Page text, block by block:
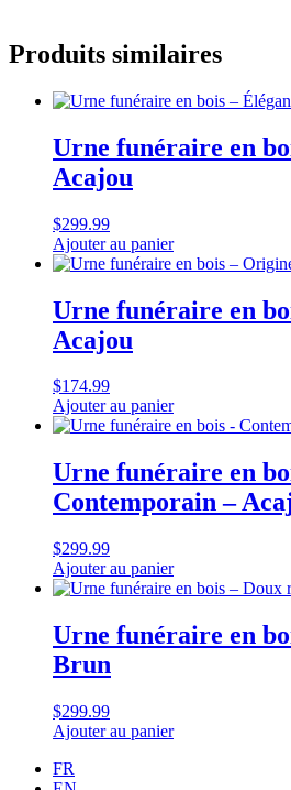
Produits similaires
Urne funéraire en
Acajou
$299.99
Ajouter au panier
Urne funéraire en
Acajou
$174.99
Ajouter au panier
Urne funéraire en
Contemporain –
$299.99
Ajouter au panier
Urne funéraire en
Brun
$299.99
Ajouter au panier
FR